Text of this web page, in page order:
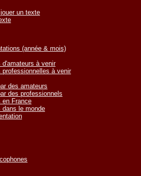
jouer un texte
(année & mois)
d'amateurs à venir
professionnelles à venir
des amateurs
des professionnels
en France
dans le monde